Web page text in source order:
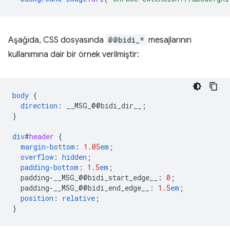
Aşağıda, CSS dosyasında @@bidi_* mesajlarının
kullanımına dair bir örnek verilmiştir:
body {
direction : __MSG_ @@bidi_dir__
;
}
div#header {
margin-bottom : 1.05em ;
overflow : hidden ;
padding-bottom : 1.5em ;
padding-__MSG_@@bidi_start_edge__ : 0 ;
padding-__MSG_@@bidi_end_edge__ : 1.5em ;
position : relative ;
}